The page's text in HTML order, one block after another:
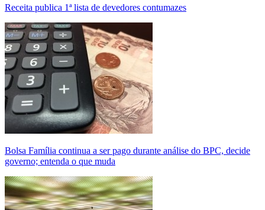
Receita publica 1ª lista de devedores contumazes
Bolsa Família continua a ser pago durante análise do BPC, decide
governo; entenda o que muda